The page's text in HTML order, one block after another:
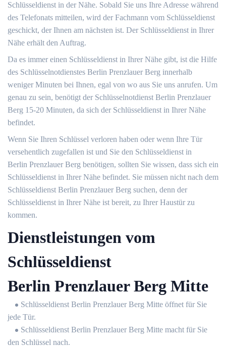
Schlüsseldienst in der Nähe. Sobald Sie uns Ihre Adresse während
des Telefonats mitteilen, wird der Fachmann vom Schlüsseldienst
geschickt, der Ihnen am nächsten ist. Der Schlüsseldienst in Ihrer
Nähe erhält den Auftrag.
Da es immer einen Schlüsseldienst in Ihrer Nähe gibt, ist die Hilfe
des Schlüsselnotdienstes Berlin Prenzlauer Berg innerhalb
weniger Minuten bei Ihnen, egal von wo aus Sie uns anrufen. Um
genau zu sein, benötigt der Schlüsselnotdienst Berlin Prenzlauer
Berg 15-20 Minuten, da sich der Schlüsseldienst in Ihrer Nähe
befindet.
Wenn Sie Ihren Schlüssel verloren haben oder wenn Ihre Tür
versehentlich zugefallen ist und Sie den Schlüsseldienst in
Berlin Prenzlauer Berg benötigen, sollten Sie wissen, dass sich ein
Schlüsseldienst in Ihrer Nähe befindet. Sie müssen nicht nach dem
Schlüsseldienst Berlin Prenzlauer Berg suchen, denn der
Schlüsseldienst in Ihrer Nähe ist bereit, zu Ihrer Haustür zu
kommen.
Dienstleistungen vom
Schlüsseldienst
Berlin Prenzlauer Berg Mitte
Schlüsseldienst Berlin Prenzlauer Berg Mitte öffnet für Sie
jede Tür.
Schlüsseldienst Berlin Prenzlauer Berg Mitte macht für Sie
den Schlüssel nach.